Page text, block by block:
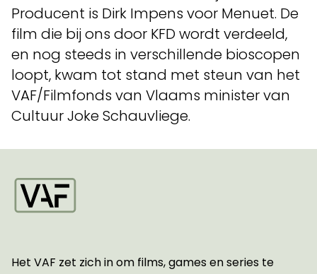
Producent is Dirk Impens voor Menuet. De
film die bij ons door KFD wordt verdeeld,
en nog steeds in verschillende bioscopen
loopt, kwam tot stand met steun van het
VAF/Filmfonds van Vlaams minister van
Cultuur Joke Schauvliege.
Het VAF zet zich in om films, games en series te